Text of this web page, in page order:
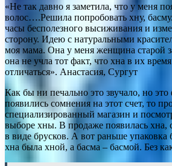
«Не так давно я заметила, что у меня
волос….Решила попробовать хну, басму.
часы бесполезного высиживания и
сторону. Идею с натуральными
моя мама. Она у меня женщина старой
она не учла тот факт, что хна в их
отличаться». Анастасия, Сургут
Как бы ни печально это звучало, но это
появились сомнения на этот счет, то
специализированный магазин и
выборе хны. В продаже появилась хна,
в виде брусков. А вот раньше упаковка
хна была хной, а басма – басмой. Без